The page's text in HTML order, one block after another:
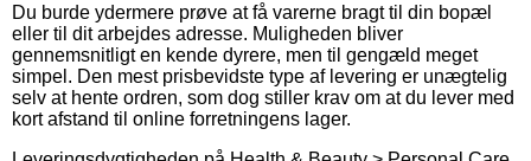
Du burde ydermere prøve at få varerne bragt til din bopæl
eller til dit arbejdes adresse. Muligheden bliver
gennemsnitligt en kende dyrere, men til gengæld meget
simpel. Den mest prisbevidste type af levering er unægtelig
selv at hente ordren, som dog stiller krav om at du lever med
kort afstand til online forretningens lager.